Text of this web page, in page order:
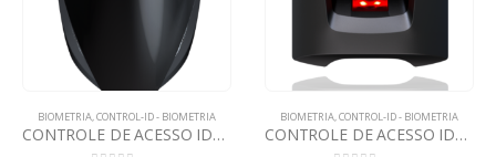
BIOMETRIA,CONTROL-ID - BIOMETRIA
CONTROLE DE ACESSO IDACCESS
BIOMETRIA,CONTROL-ID - BIOMETRIA
CONTROLE DE ACESSO IDFIT